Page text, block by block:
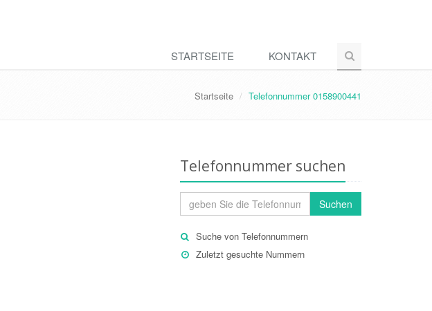
STARTSEITE KONTAKT
Startseite Telefonnummer 0158900441
Telefonnummer suchen
Suchen
Suche von Telefonnummern
Zuletzt gesuchte Nummern